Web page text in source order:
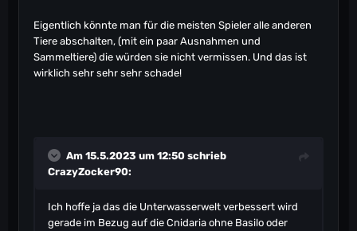
Eigentlich könnte man für die meisten Spieler alle anderen
Tiere abschalten, (mit ein paar Ausnahmen und
Sammeltiere) die würden sie nicht vermissen. Und das ist
wirklich sehr sehr sehr schade!
Am 15.5.2023 um 12:50 schrieb
CrazyZocker90:
Ich hoffe ja das die Unterwasserwelt verbessert wird
gerade im Bezug auf die Cnidaria ohne Basilo oder